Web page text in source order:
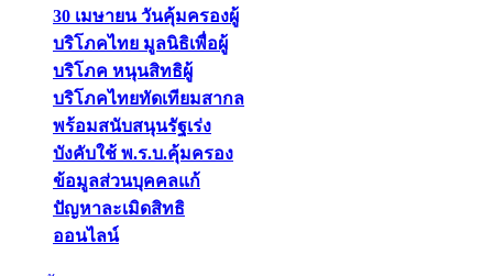
30 เมษายน วันคุ้มครองผู้
บริโภคไทย มูลนิธิเพื่อผู้
บริโภค หนุนสิทธิผู้
บริโภคไทยทัดเทียมสากล
พร้อมสนับสนุนรัฐเร่ง
บังคับใช้ พ.ร.บ.คุ้มครอง
ข้อมูลส่วนบุคคลแก้
ปัญหาละเมิดสิทธิ
ออนไลน์